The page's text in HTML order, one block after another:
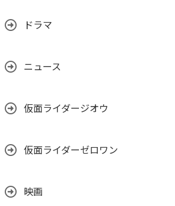
ドラマ
ニュース
仮面ライダージオウ
仮面ライダーゼロワン
映画